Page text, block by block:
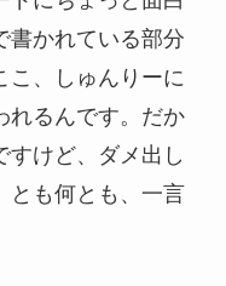
書かれている部分
こ、しゅんりーに
れるんです。だか
すけど、ダメ出し
とも何とも、一言